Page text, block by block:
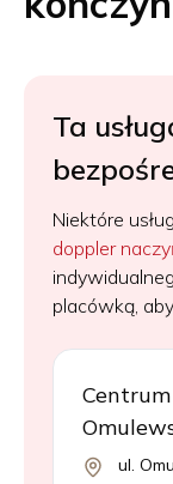
Ta
Niektóre
doppler
placówką,
ul.